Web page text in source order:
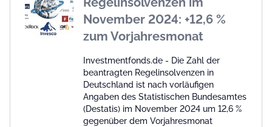
November 2024: +12,6 %
zum Vorjahresmonat
Investmentfonds.de - Die Zahl der
beantragten Regelinsolvenzen in
Deutschland ist nach vorläufigen
Angaben des Statistischen Bundesamtes
(Destatis) im November 2024 um 12,6 %
gegenüber dem Vorjahresmonat